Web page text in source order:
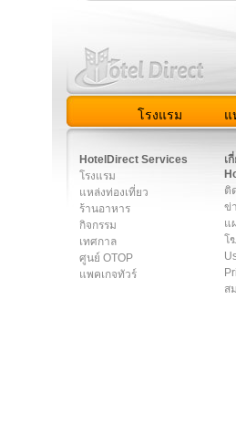
โรงแรม แ
HotelDirect Services
โรงแรม
แหล่งท่องเที่ยว
ร้านอาหาร
กิจกรรม
เทศกาล
ศูนย์ OTOP
แพคเกจทัวร์
เ
ติ
ข่
แ
โ
ส